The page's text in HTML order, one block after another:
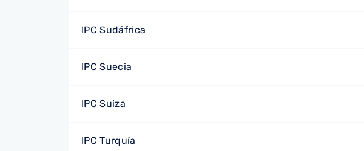
IPC Sudáfrica
IPC Suecia
IPC Suiza
IPC Turquía